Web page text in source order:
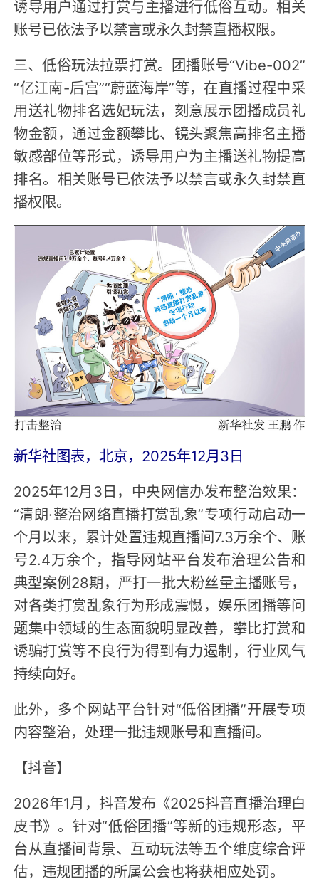
诱导用户通过打赏与主播进行低俗互动。相关
账号已依法予以禁言或永久封禁直播权限。
三、低俗玩法拉票打赏。团播账号“Vibe-002”
“亿江南-后宫”“蔚蓝海岸”等，在直播过程中采
用送礼物排名选妃玩法，刻意展示团播成员礼
物金额，通过金额攀比、镜头聚焦高排名主播
敏感部位等形式，诱导用户为主播送礼物提高
排名。相关账号已依法予以禁言或永久封禁直
播权限。
新华社图表，北京，2025年12月3日
2025年12月3日，中央网信办发布整治效果：
“清朗·整治网络直播打赏乱象”专项行动启动一
个月以来，累计处置违规直播间7.3万余个、账
号2.4万余个，指导网站平台发布治理公告和
典型案例28期，严打一批大粉丝量主播账号，
对各类打赏乱象行为形成震慑，娱乐团播等问
题集中领域的生态面貌明显改善，攀比打赏和
诱骗打赏等不良行为得到有力遏制，行业风气
持续向好。
此外，多个网站平台针对“低俗团播”开展专项
内容整治，处理一批违规账号和直播间。
【抖音】
2026年1月，抖音发布《2025抖音直播治理白
皮书》。针对“低俗团播”等新的违规形态，平
台从直播间背景、互动玩法等五个维度综合评
估，违规团播的所属公会也将获相应处罚。